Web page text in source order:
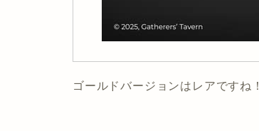
ゴールドバージョンはレアですね！